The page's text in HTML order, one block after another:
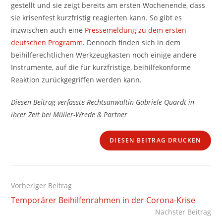
gestellt und sie zeigt bereits am ersten Wochenende, dass
sie krisenfest kurzfristig reagierten kann. So gibt es
inzwischen auch eine Pressemeldung zu dem ersten
deutschen Programm. Dennoch finden sich in dem
beihilferechtlichen Werkzeugkasten noch einige andere
Instrumente, auf die für kurzfristige, beihilfekonforme
Reaktion zurückgegriffen werden kann.
Diesen Beitrag verfasste Rechtsanwältin Gabriele Quardt in
ihrer Zeit bei Müller-Wrede & Partner
DIESEN BEITRAG DRUCKEN
Weitere
ansehen
Vorheriger Beitrag
Temporärer Beihilfenrahmen in der Corona-Krise
Nächster Beitrag